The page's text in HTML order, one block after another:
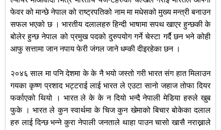
फेवर को मान्छे नेपाल को राष्ट्रपतिको नाम मा मधेसको मुख्य मन्त्री बनाउन
सफल भएको छ । भारतीय दलालहरु हिन्दी भाषामा सपथ खाएर हुन्छकी के
बोलेर हुन्छ नेपाल को प्रमुख पदको दुरुपयोग गर्ने चेस्टा गर्दै छन भने कोही
आफु सत्तामा जान नपाय फेरी जंगल जाने धम्की दीइरहेका छन ।
२०४६ साल मा पनि देशमा के के नै भयो जस्तो गरी भारत संग हात मिलाउन
गयका कृष्ण प्रशाद भट्टराई लाई भारत ले एउटा सानो जहाज तोफा दियर
फर्काएको थियो । भारत ले के के न दियो भन्दै नेपाली मेडिया हरुले खुब
फुके । भारत ले कुन स्वार्थमा के चिज कुन खेमाको बिचार बोकेका दलाल
हरु लाई दिन्छ भन्ने कुरा नेपाली जनताले थाहा पाउन चासो खासै नराख्नाले